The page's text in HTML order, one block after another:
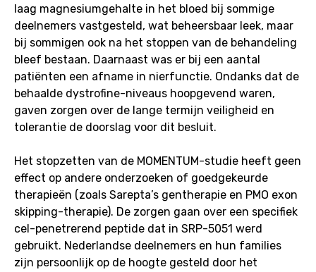
laag magnesiumgehalte in het bloed bij sommige
deelnemers vastgesteld, wat beheersbaar leek, maar
bij sommigen ook na het stoppen van de behandeling
bleef bestaan. Daarnaast was er bij een aantal
patiënten een afname in nierfunctie. Ondanks dat de
behaalde dystrofine-niveaus hoopgevend waren,
gaven zorgen over de lange termijn veiligheid en
tolerantie de doorslag voor dit besluit.
Het stopzetten van de MOMENTUM-studie heeft geen
effect op andere onderzoeken of goedgekeurde
therapieën (zoals Sarepta’s gentherapie en PMO exon
skipping-therapie). De zorgen gaan over een specifiek
cel-penetrerend peptide dat in SRP-5051 werd
gebruikt. Nederlandse deelnemers en hun families
zijn persoonlijk op de hoogte gesteld door het